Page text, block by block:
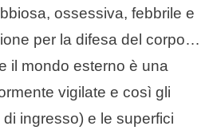
ossessiva, febbrile e
per la difesa del corpo…
il mondo esterno è una
vigilate e così gli
ingresso) e le superfici